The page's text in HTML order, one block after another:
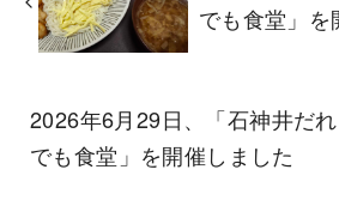
でも食堂」を
2026年6月29日、「石神井だれ
でも食堂」を開催しました